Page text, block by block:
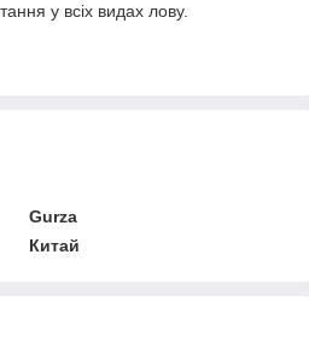
у всіх видах лову.
Gurza
Китай